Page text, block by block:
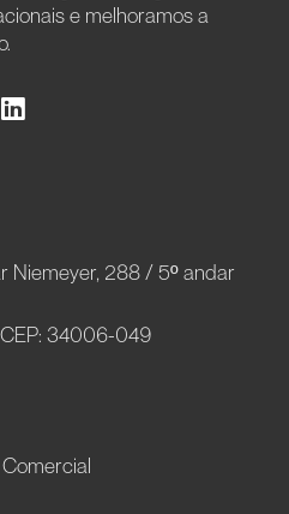
e melhoramos a
Niemeyer, 288 / 5º andar
34006-049